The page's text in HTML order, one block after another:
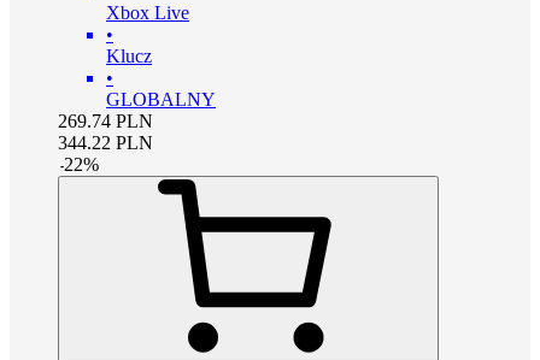
Xbox Live
•
Klucz
•
GLOBALNY
269.74 PLN
344.22 PLN
-22%